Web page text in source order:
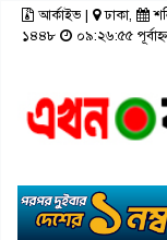
আর্কাইভ| ঢাকা,
১৪৪৮
০৯:২৬:৫৫ পূর্বাহ্ন
রাজনীতি
মতামত
স্বাস্থ্য
সাহিত্য
টপ
তথ্য-
ঢাকা